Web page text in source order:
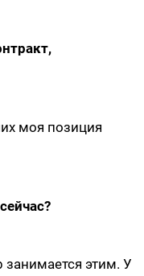
моя позиция
этим. У